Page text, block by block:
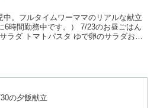
。フルタイムワーママのリアルな献立
6時間勤務中です。） 7/23のお昼ごはん
ラダ トマトパスタ ゆで卵のサラダお好
の夕飯献立